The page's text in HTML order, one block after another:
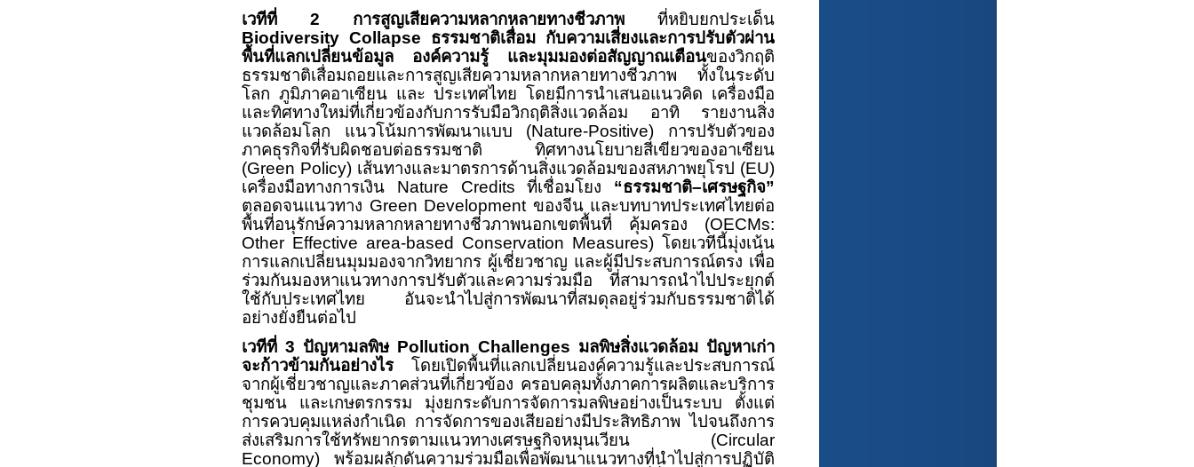
เวทีที่ 2 การสูญเสียความหลากหลายทางชีวภาพ ที่หยิบยกประเด็น
Biodiversity Collapse ธรรมชาติเสื่อม กับความเสี่ยงและการปรับตัวผ่าน
พื้นที่แลกเปลี่ยนข้อมูล องค์ความรู้ และมุมมองต่อสัญญาณเตือนของวิกฤติ
ธรรมชาติเสื่อมถอยและการสูญเสียความหลากหลายทางชีวภาพ ทั้งในระดับ
โลก ภูมิภาคอาเซียน และ ประเทศไทย โดยมีการนำเสนอแนวคิด เครื่องมือ
และทิศทางใหม่ที่เกี่ยวข้องกับการรับมือวิกฤติสิ่งแวดล้อม อาทิ รายงานสิ่ง
แวดล้อมโลก แนวโน้มการพัฒนาแบบ (Nature-Positive) การปรับตัวของ
ภาคธุรกิจที่รับผิดชอบต่อธรรมชาติ ทิศทางนโยบายสีเขียวของอาเซียน
(Green Policy) เส้นทางและมาตรการด้านสิ่งแวดล้อมของสหภาพยุโรป (EU)
เครื่องมือทางการเงิน Nature Creditsที่เชื่อมโยง “ธรรมชาติ–เศรษฐกิจ”
ตลอดจนแนวทาง Green Development ของจีน และบทบาทประเทศไทยต่อ
พื้นที่อนุรักษ์ความหลากหลายทางชีวภาพนอกเขตพื้นที่ คุ้มครอง (OECMs:
Other Effective area-based Conservation Measures) โดยเวทีนี้มุ่งเน้น
การแลกเปลี่ยนมุมมองจากวิทยากร ผู้เชี่ยวชาญ และผู้มีประสบการณ์ตรง เพื่อ
ร่วมกันมองหาแนวทางการปรับตัวและความร่วมมือ ที่สามารถนำไปประยุกต์
ใช้กับประเทศไทย อันจะนำไปสู่การพัฒนาที่สมดุลอยู่ร่วมกับธรรมชาติได้
อย่างยั่งยืนต่อไป
เวทีที่ 3 ปัญหามลพิษ Pollution Challenges มลพิษสิ่งแวดล้อม ปัญหาเก่า
จะก้าวข้ามกันอย่างไร โดยเปิดพื้นที่แลกเปลี่ยนองค์ความรู้และประสบการณ์
จากผู้เชี่ยวชาญและภาคส่วนที่เกี่ยวข้อง ครอบคลุมทั้งภาคการผลิตและบริการ
ชุมชน และเกษตรกรรม มุ่งยกระดับการจัดการมลพิษอย่างเป็นระบบ ตั้งแต่
การควบคุมแหล่งกำเนิด การจัดการของเสียอย่างมีประสิทธิภาพ ไปจนถึงการ
ส่งเสริมการใช้ทรัพยากรตามแนวทางเศรษฐกิจหมุนเวียน (Circular
Economy) พร้อมผลักดันความร่วมมือเพื่อพัฒนาแนวทางที่นำไปสู่การปฏิบัติ